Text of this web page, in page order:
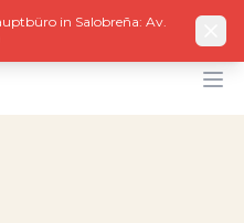
in Salobreña: Av.
EN ES DE FR